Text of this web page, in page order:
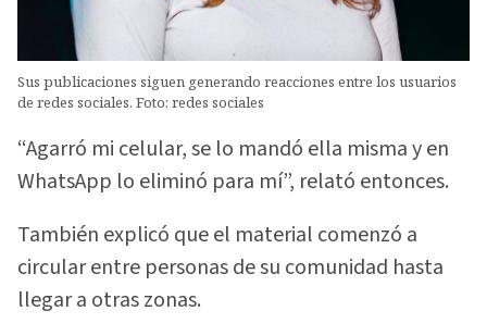
Sus publicaciones siguen generando reacciones entre los usuarios
de redes sociales. Foto: redes sociales
“Agarró mi celular, se lo mandó ella misma y en
WhatsApp lo eliminó para mí”, relató entonces.
También explicó que el material comenzó a
circular entre personas de su comunidad hasta
llegar a otras zonas.